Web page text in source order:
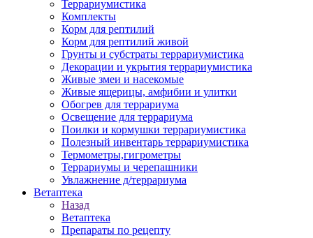
Террариумистика
Комплекты
Корм для рептилий
Корм для рептилий живой
Грунты и субстраты террариумистика
Декорации и укрытия террариумистика
Живые змеи и насекомые
Живые ящерицы, амфибии и улитки
Обогрев для террариума
Освещение для террариума
Поилки и кормушки террариумистика
Полезный инвентарь террариумистика
Термометры,гигрометры
Террариумы и черепашники
Увлажнение д/террариума
Ветаптека
Назад
Ветаптека
Препараты по рецепту